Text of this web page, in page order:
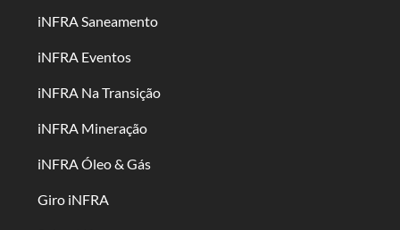
iNFRA Saneamento
iNFRA Eventos
iNFRA Na Transição
iNFRA Mineração
iNFRA Óleo & Gás
Giro iNFRA